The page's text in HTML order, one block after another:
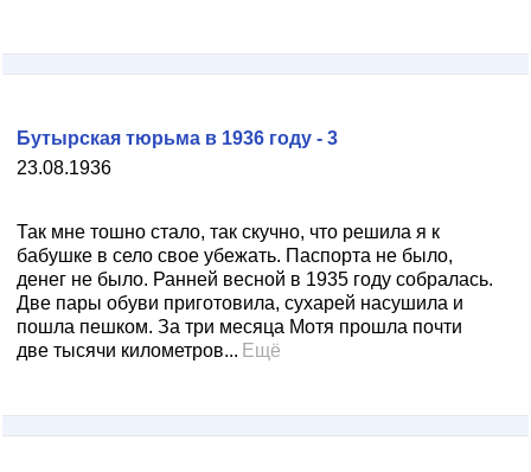
23.08.1936
Бутырская тюрьма в 1936 году - 3
Так мне тошно стало, так скучно, что решила я к
бабушке в село свое убежать. Паспорта не было,
денег не было. Ранней весной в 1935 году собралась.
Две пары обуви приготовила, сухарей насушила и
пошла пешком. За три месяца Мотя прошла почти
две тысячи километров... Ещё